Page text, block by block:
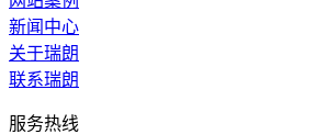
新闻中心
关于瑞朗
联系瑞朗
服务热线